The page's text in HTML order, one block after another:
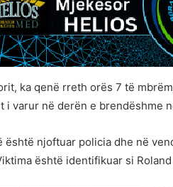
ka qenë rreth orës 7 të
i varur në derën e brendëshme
është njoftuar policia dhe në
është identifikuar si